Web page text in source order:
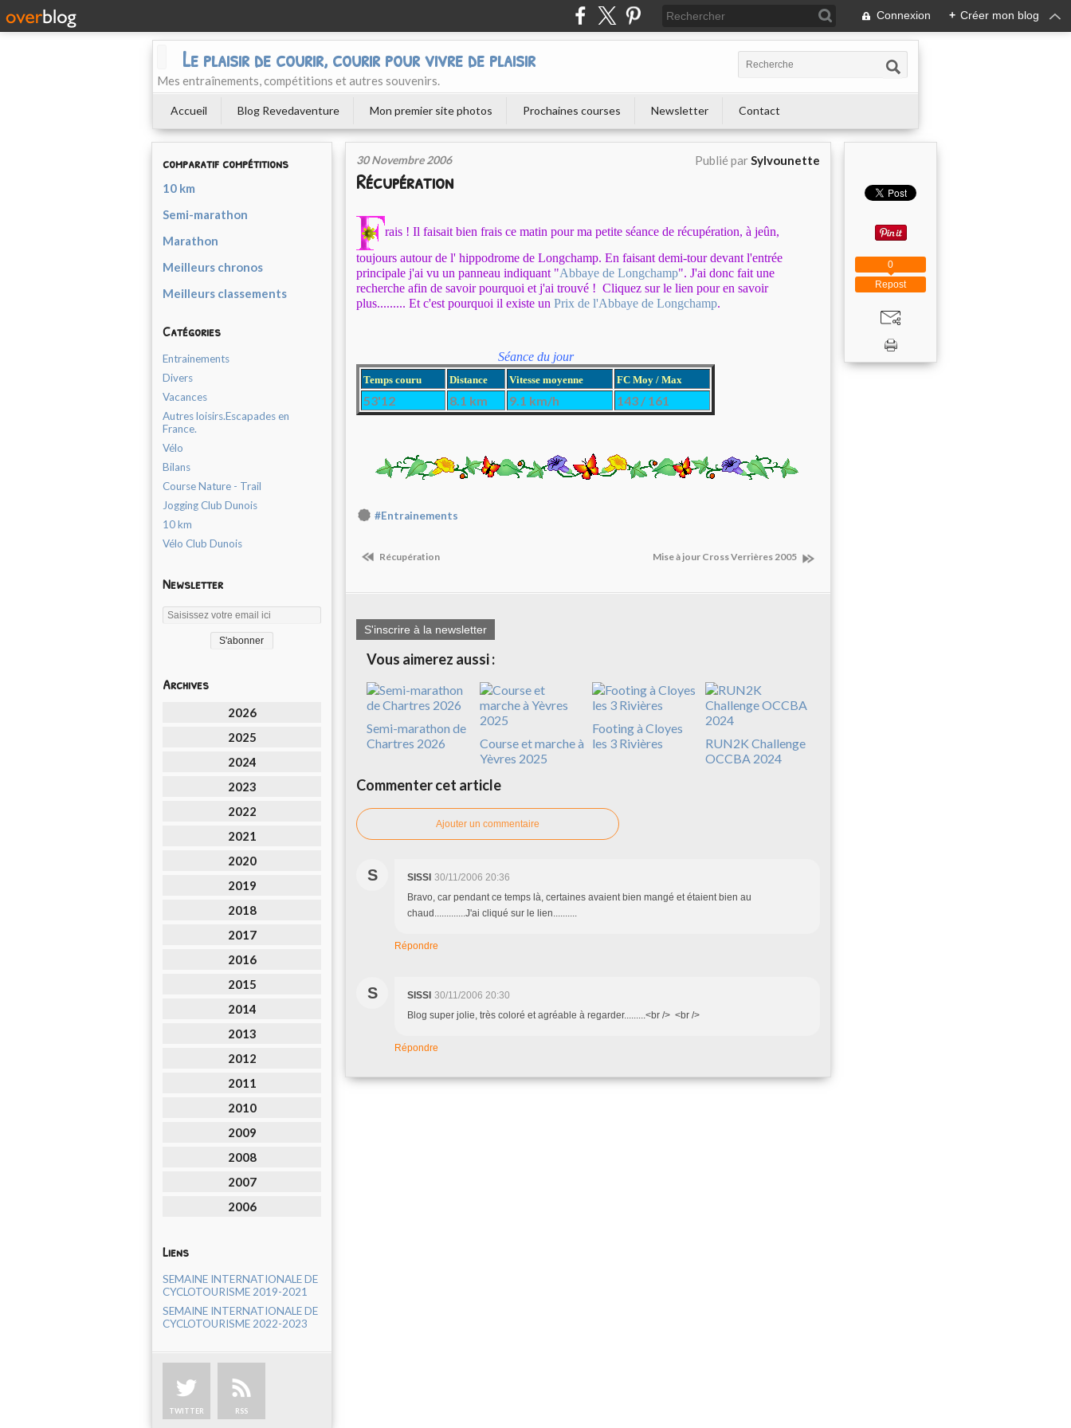
Connexion + Créer mon blog
Le plaisir de courir, courir pour vivre de plaisir
Mes entraînements, compétitions et autres souvenirs.
Accueil Blog Revedaventure Mon premier site photos Prochaines courses Newsletter Contact
comparatif compétitions
10 km
Semi-marathon
Marathon
Meilleurs chronos
Meilleurs classements
Catégories
Entrainements
Divers
Vacances
Autres loisirs.Escapades en
France.
Vélo
Bilans
Course Nature - Trail
Jogging Club Dunois
10 km
Vélo Club Dunois
Newsletter
Archives
2026
2025
2024
2023
2022
2021
2020
2019
2018
2017
2016
2015
2014
2013
2012
2011
2010
2009
2008
2007
2006
Liens
SEMAINE INTERNATIONALE DE
CYCLOTOURISME 2019-2021
SEMAINE INTERNATIONALE DE
CYCLOTOURISME 2022-2023
TWITTER RSS
30 Novembre 2006 Publié parSylvounette
Récupération
rais ! Il faisait bien frais ce matin pour ma petite séance de récupération, à jeûn,
toujours autour de l' hippodrome de Longchamp. En faisant demi-tour devant l'entrée
principale j'ai vu un panneau indiquant "Abbaye de Longchamp". J'ai donc fait une
recherche afin de savoir pourquoi et j'ai trouvé ! Cliquez sur le lien pour en savoir
plus......... Et c'est pourquoi il existe un Prix de l'Abbaye de Longchamp.
Séance du jour
Temps couru Distance Vitesse moyenne FC Moy / Max
53'12 8.1 km 9.1 km/h 143 / 161
#Entrainements
Récupération Mise à jour Cross Verrières 2005
S'inscrire à la newsletter
Vous aimerez aussi :
Semi-marathon de
Chartres 2026
Course et marche à
Yèvres 2025
Footing à Cloyes
les 3 Rivières
RUN2K Challenge
OCCBA 2024
Commenter cet article
Ajouter un commentaire
S SISSI 30/11/2006 20:36
Bravo, car pendant ce temps là, certaines avaient bien mangé et étaient bien au
chaud.............J'ai cliqué sur le lien..........
Répondre
S SISSI 30/11/2006 20:30
Blog super jolie, très coloré et agréable à regarder.........<br /> <br />
Répondre
Repost
0